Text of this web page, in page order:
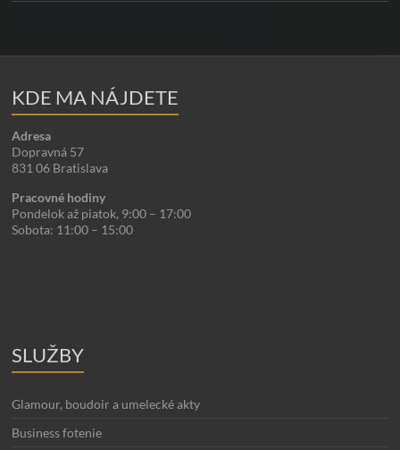
KDE MA NÁJDETE
Adresa
Dopravná 57
831 06 Bratislava
Pracovné hodiny
Pondelok až piatok, 9:00 – 17:00
Sobota: 11:00 – 15:00
SLUŽBY
Glamour, boudoir a umelecké akty
Business fotenie